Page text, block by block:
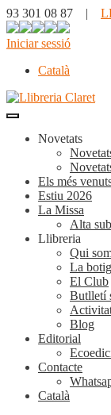
93 301 08 87 |
Iniciar sessió
Català
Novetats
Els més
Estiu 2026
La Missa
Alta
Llibreria
Qui
La
El Club
Butlletí
Blog
Editorial
Contacte
Català